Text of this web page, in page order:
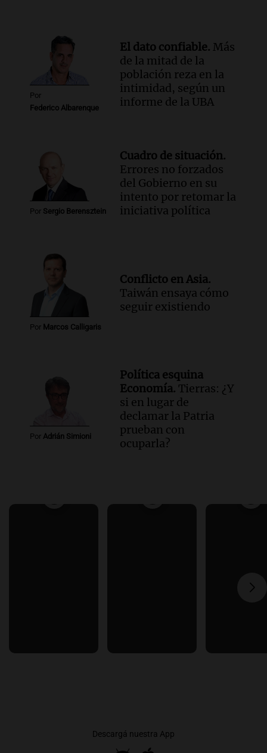
Por
Federico Albarenque
El dato confiable. Más
de la mitad de la
población reza en la
intimidad, según un
informe de la UBA
Por Sergio Berensztein
Cuadro de situación.
Errores no forzados
del Gobierno en su
intento por retomar la
iniciativa política
Por Marcos Calligaris
Conflicto en Asia.
Taiwán ensaya cómo
seguir existiendo
Por Adrián Simioni
Política esquina
Economía. Tierras: ¿Y
si en lugar de
declamar la Patria
prueban con
ocuparla?
Descargá nuestra App